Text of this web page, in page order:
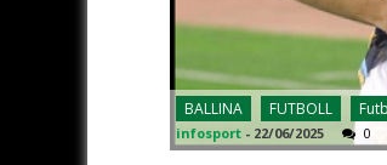
BALLINA FUTBOLL
infosport - 22/06/2025 0